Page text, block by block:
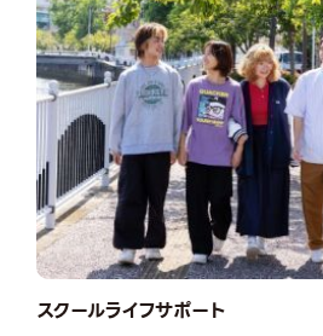
スクールライフサポート